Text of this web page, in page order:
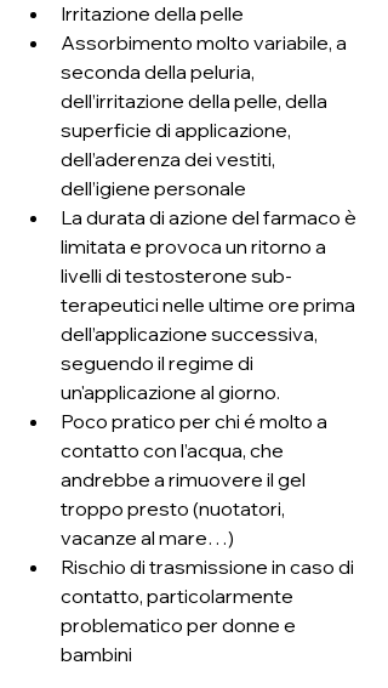
Irritazione della pelle
Assorbimento molto variabile, a
seconda della peluria,
dell’irritazione della pelle, della
superficie di applicazione,
dell’aderenza dei vestiti,
dell’igiene personale
La durata di azione del farmaco è
limitata e provoca un ritorno a
livelli di testosterone sub-
terapeutici nelle ultime ore prima
dell’applicazione successiva,
seguendo il regime di
un'applicazione al giorno.
Poco pratico per chi é molto a
contatto con l’acqua, che
andrebbe a rimuovere il gel
troppo presto (nuotatori,
vacanze al mare…)
Rischio di trasmissione in caso di
contatto, particolarmente
problematico per donne e
bambini